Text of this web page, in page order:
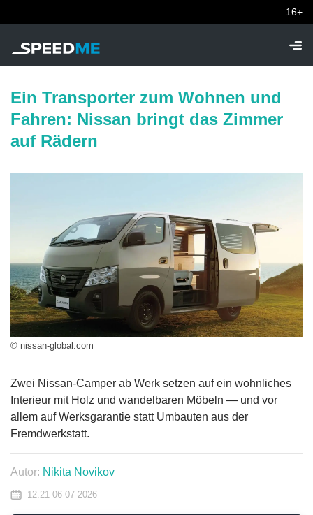
16+
Ein Transporter zum Wohnen und
Fahren: Nissan bringt das Zimmer
auf Rädern
© nissan-global.com
Zwei Nissan-Camper ab Werk setzen auf ein wohnliches
Interieur mit Holz und wandelbaren Möbeln — und vor
allem auf Werksgarantie statt Umbauten aus der
Fremdwerkstatt.
Autor: Nikita Novikov
12:21 06-07-2026